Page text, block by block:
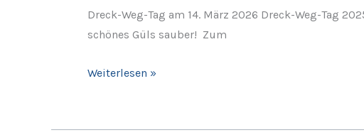
Dreck-Weg-Tag am 14. März 2026 Dreck-Weg-Tag
schönes Güls sauber! Zum
2026
–
gesucht
Weiterlesen »